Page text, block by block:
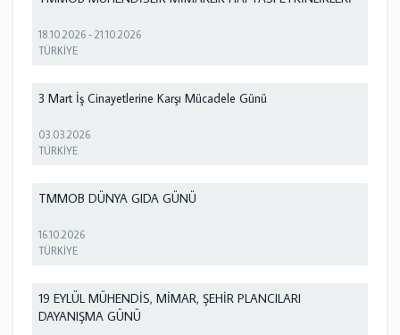
18.10.2026 -21.10.2026
TÜRKİYE
3 Mart İş Cinayetlerine Karşı Mücadele Günü
03.03.2026
TÜRKİYE
TMMOB DÜNYA GIDA GÜNÜ
16.10.2026
TÜRKİYE
19 EYLÜL MÜHENDİS, MİMAR, ŞEHİR PLANCILARI
DAYANIŞMA GÜNÜ